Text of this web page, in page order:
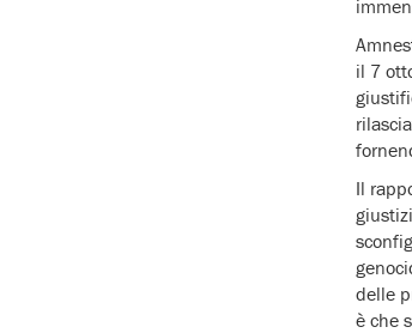
il 7
Il
delle
è che